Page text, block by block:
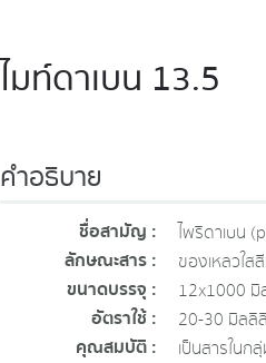
ไมท์ดาเบน 13.5
คำอธิบาย
ชื่อสามัญ : ไพริดาเบน
ลักษณะสาร : ของเหลวใส
ขนาดบรรจุ : 12x1000 มิ
อัตราใช้ : 20-30 มิลลิ
คุณสมบัติ :
เป็นสารใน